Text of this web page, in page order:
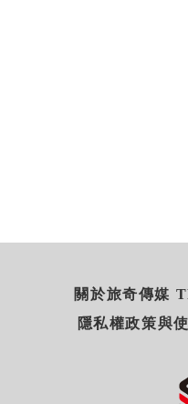
關於旅奇傳媒
隱私權政策與